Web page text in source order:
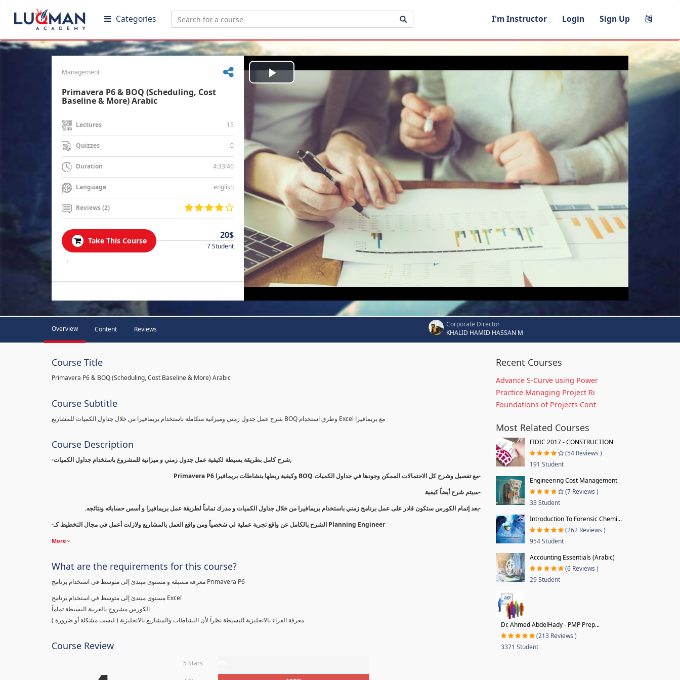
Categories I'm Instructor Login Sign Up
Management
Primavera P6 & BOQ (Scheduling, Cost
Baseline & More) Arabic
Lectures 15
Quizzes 0
Duration 4:33:40
Language english
Reviews (2)
Take This Course
20$
7 Student
.
Play
Video
Overview Content Reviews
Corporate Director
KHALID HAMID HASSAN M
Course Title
Primavera P6 & BOQ (Scheduling, Cost Baseline & More) Arabic
Course Subtitle
شرح عمل جدول زمني وميزانية متكاملة باستخدام بريمافيرا من خلال جداول الكميات للمشاريع BOQ وطرق استخدام Excel مع بريمافيرا
Course Description
-شرح كامل بطريقة بسيطة لكيفية عمل جدول زمني و ميزانية للمشروع باستخدام جداول الكميات,
-مع تفصيل وشرح كل الاحتمالات الممكن وجودها في جداول الكميات BOQ وكيفية ربطها بنشاطات بريمافيرا Primavera P6
-سيتم شرح أيضاً كيفية
-بعد إتمام الكورس ستكون قادر على عمل برنامج زمني باستخدام بريمافيرا من خلال جداول الكميات و مدرك تماماً لطريقة عمل بريمافيرا و أسس حساباته ونتائجه.
-الشرح بالكامل عن واقع تجربة عملية لي شخصياً ومن واقع العمل بالمشاريع ولازلت أعمل في مجال التخطيط كـ Planning Engineer
More
What are the requirements for this course?
معرفة مسبقة و مستوى مبتدئ إلى متوسط في استخدام برنامج Primavera P6
مستوى مبتدئ إلى متوسط في استخدام برنامج Excel
الكورس مشروح بالعربية البسيطة تماماً
معرفة القراء بالانجليزية البسيطة نظراً لأن النشاطات والمشاريع بالانجليزية ( ليست مشكلة أو ضرورة )
Course Review
5 Stars
Recent Courses
Advance S-Curve using Power
Practice Managing Project Ri
Foundations of Projects Cont
Most Related Courses
FIDIC 2017 - CONSTRUCTION
(54 Reviews )
191 Student
Engineering Cost Management
(7 Reviews )
33 Student
Introduction To Forensic Chemi...
(262 Reviews )
954 Student
Accounting Essentials (Arabic)
(6 Reviews )
29 Student
Dr. Ahmed AbdelHady - PMP Prep...
(213 Reviews )
3371 Student